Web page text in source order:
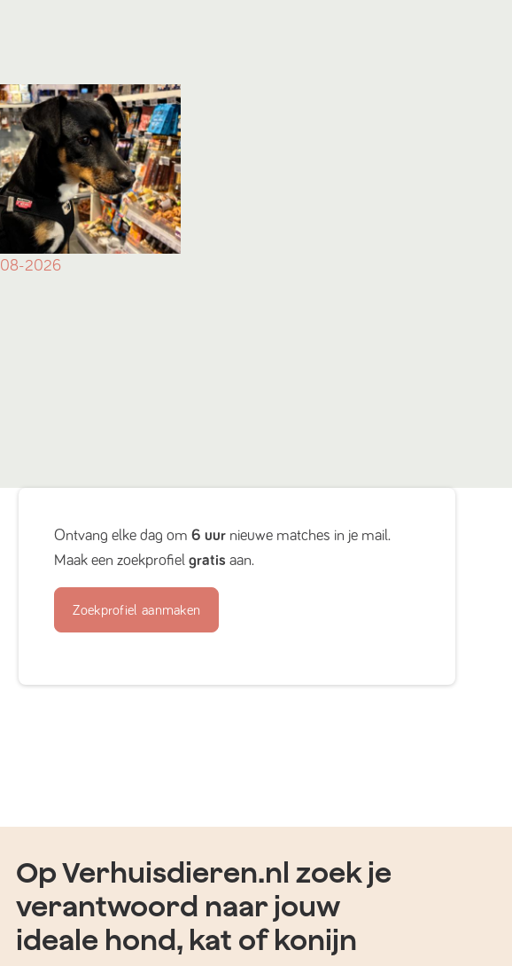
2026
Ontvang elke dag om6 uur nieuwe matches in je mail.
Maak een zoekprofielgratis aan.
Zoekprofiel aanmaken
Op Verhuisdieren.nl zoek je
verantwoord naar jouw
ideale hond, kat of konijn